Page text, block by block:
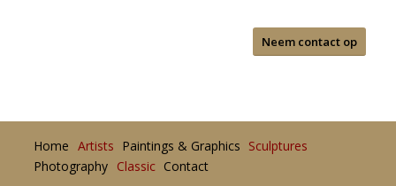
Neem contact op
Home Artists Paintings & Graphics Sculptures
Photography Classic Contact